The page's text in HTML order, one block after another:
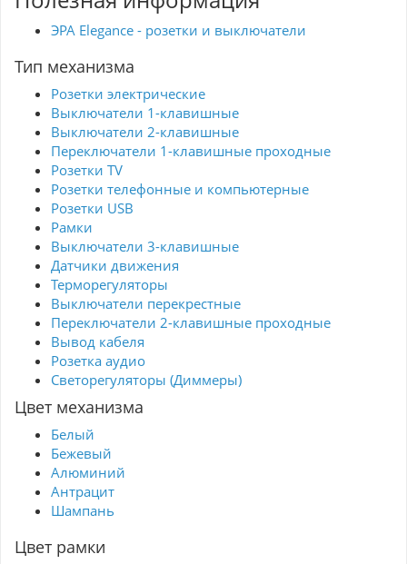
сочетание эстетики и практичности.
ЭРА Elegance - розетки и выключатели
Тип механизма
Розетки электрические
Выключатели 1-клавишные
Выключатели 2-клавишные
Переключатели 1-клавишные проходные
Розетки TV
Розетки телефонные и компьютерные
Розетки USB
Рамки
Выключатели 3-клавишные
Датчики движения
Терморегуляторы
Выключатели перекрестные
Переключатели 2-клавишные проходные
Вывод кабеля
Розетка аудио
Светорегуляторы (Диммеры)
Цвет механизма
Белый
Бежевый
Алюминий
Антрацит
Шампань
Цвет рамки